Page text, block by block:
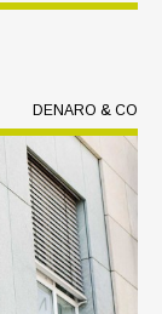
DENARO & CO